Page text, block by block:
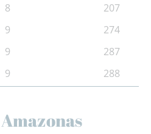
8
9
9
9
207
274
287
288